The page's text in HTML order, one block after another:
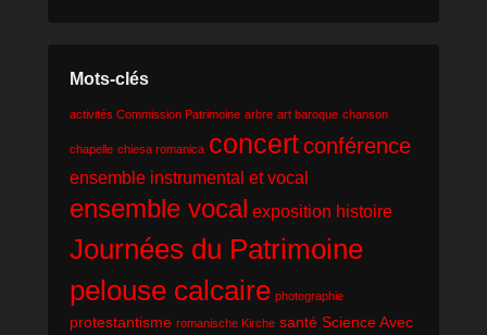
Mots-clés
activités Commission Patrimoine arbre art baroque chanson
chapelle chiesa romanica concertconférence
ensemble instrumental et vocal
ensemble vocal exposition histoire
Journées du Patrimoine
pelouse calcaire photographie
protestantisme romanische Kirche santé Science Avec